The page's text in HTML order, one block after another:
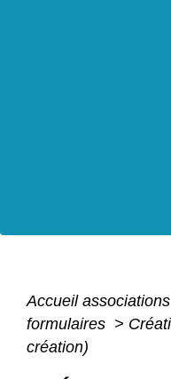
Accueil associations
formulaires >
création)